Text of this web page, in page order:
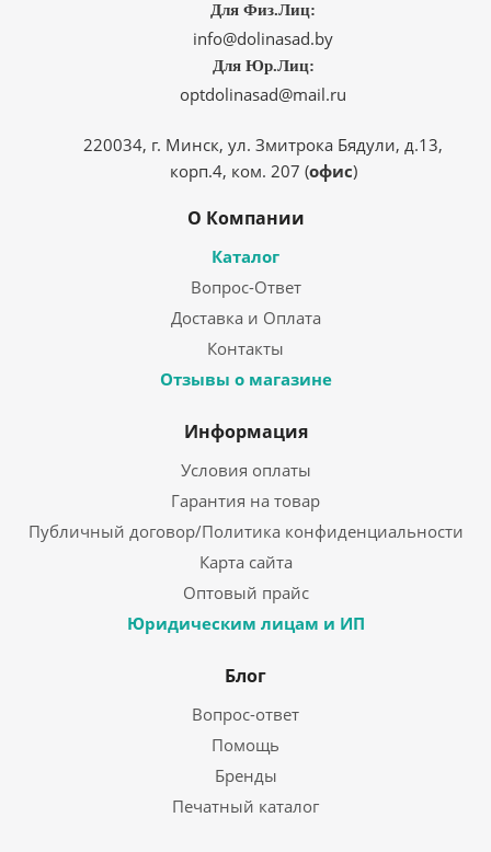
Для Физ.Лиц:
info@dolinasad.by
Для Юр.Лиц:
optdolinasad@mail.ru
220034, г. Минск, ул. Змитрока Бядули, д.13,
корп.4, ком. 207 (офис)
О Компании
Каталог
Вопрос-Ответ
Доставка и Оплата
Контакты
Отзывы о магазине
Информация
Условия оплаты
Гарантия на товар
Публичный договор/Политика конфиденциальности
Карта сайта
Оптовый прайс
Юридическим лицам и ИП
Блог
Вопрос-ответ
Помощь
Бренды
Печатный каталог